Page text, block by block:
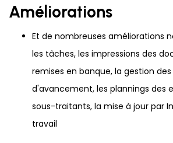
Améliorations
Et de nombreuses améliorations
les tâches, les impressions des
remises en banque, la gestion
d'avancement, les plannings des
sous-traitants, la mise à jour par
travail